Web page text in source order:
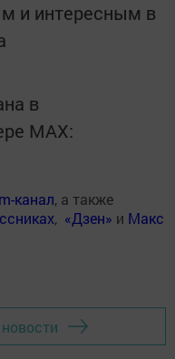
и интересным в
в
MАХ:
канал, а также
, «Дзен» и Макс